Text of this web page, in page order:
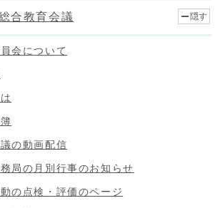
合教育会議 隠す
会について
の動画配信
局の月別行事のお知らせ
の点検・評価のページ